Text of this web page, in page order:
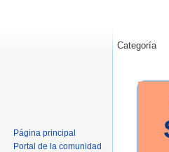
Categoría
Página principal
Portal de la comunidad